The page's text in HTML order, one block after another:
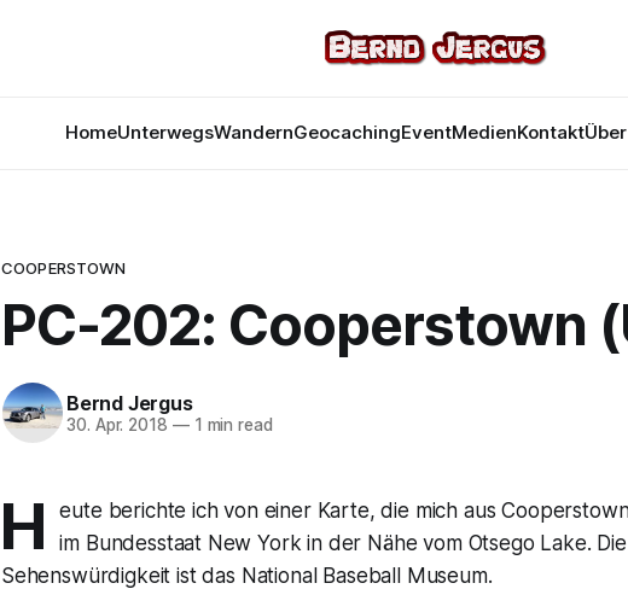
HomeUnterwegsWandernGeocachingEventMedienKontakt
COOPERSTOWN
PC-202: Cooperstown
Bernd Jergus
30. Apr. 2018 —1 min read
H
eute berichte ich von einer Karte, die mich aus
im Bundesstaat New York in der Nähe vom Otsego Lake.
Sehenswürdigkeit ist das National Baseball Museum.